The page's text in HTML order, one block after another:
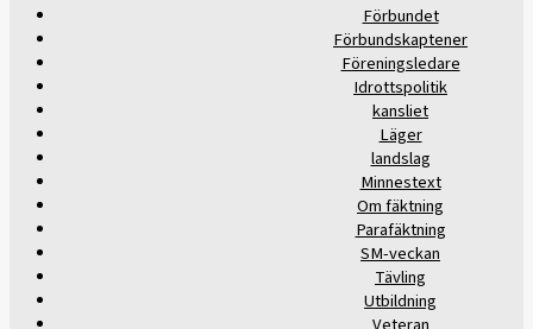
Förbundet
Förbundskaptener
Föreningsledare
Idrottspolitik
kansliet
Läger
landslag
Minnestext
Om fäktning
Parafäktning
SM-veckan
Tävling
Utbildning